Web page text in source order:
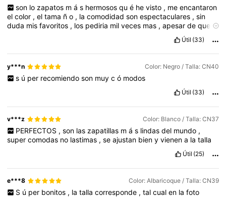
son lo zapatos m á s hermosos qu é he visto , me encantaron
elcolor ,eltama ño , lacomodidadsonespectaculares ,sin
duda misfavoritos , los pediria milveces mas ,apesardeque
simo
menosestaría
perfectoperomeencantaron
Útil (33)
y***n Color: Negro / Talla: CN40
s ú per recomiendo son muy c ó modos
Útil (33)
v***z Color: Blanco / Talla: CN37
PERFECTOS , son las zapatillas m á s lindas del mundo ,
supercomodas no lastimas ,seajustan bienyvienena latalla
Útil (25)
e***8 Color: Albaricoque / Talla: CN39
S ú per bonitos , la talla corresponde , tal cual en la foto